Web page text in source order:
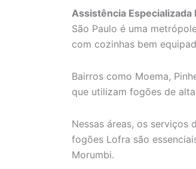
Assistência
São Paulo é uma
com cozinhas bem
Bairros como Moema,
que utilizam fogões de
Nessas áreas, os serviços
fogões Lofra são
Morumbi.